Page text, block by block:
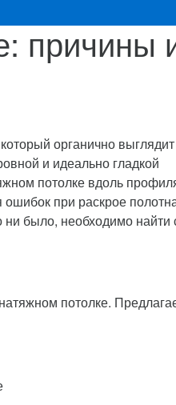
причины
органично
и идеально гладкой
потолке вдоль
при раскрое
ни было, необходимо найти
потолке.